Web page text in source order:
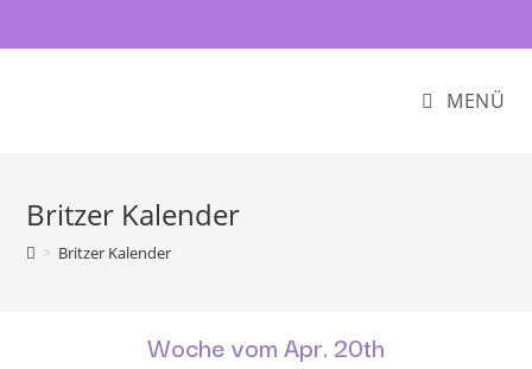
MENÜ
Britzer Kalender
> Britzer Kalender
Woche vom Apr. 20th